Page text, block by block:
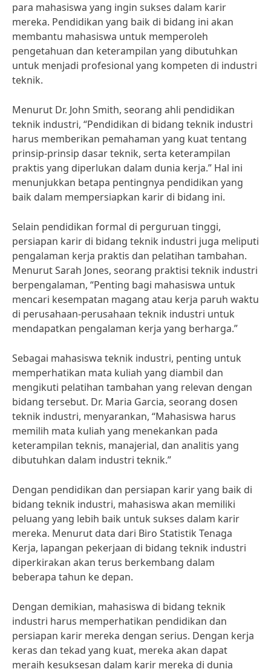
para mahasiswa yang ingin sukses dalam karir
mereka. Pendidikan yang baik di bidang ini akan
membantu mahasiswa untuk memperoleh
pengetahuan dan keterampilan yang dibutuhkan
untuk menjadi profesional yang kompeten di industri
teknik.
Menurut Dr. John Smith, seorang ahli pendidikan
teknik industri, “Pendidikan di bidang teknik industri
harus memberikan pemahaman yang kuat tentang
prinsip-prinsip dasar teknik, serta keterampilan
praktis yang diperlukan dalam dunia kerja.” Hal ini
menunjukkan betapa pentingnya pendidikan yang
baik dalam mempersiapkan karir di bidang ini.
Selain pendidikan formal di perguruan tinggi,
persiapan karir di bidang teknik industri juga meliputi
pengalaman kerja praktis dan pelatihan tambahan.
Menurut Sarah Jones, seorang praktisi teknik industri
berpengalaman, “Penting bagi mahasiswa untuk
mencari kesempatan magang atau kerja paruh waktu
di perusahaan-perusahaan teknik industri untuk
mendapatkan pengalaman kerja yang berharga.”
Sebagai mahasiswa teknik industri, penting untuk
memperhatikan mata kuliah yang diambil dan
mengikuti pelatihan tambahan yang relevan dengan
bidang tersebut. Dr. Maria Garcia, seorang dosen
teknik industri, menyarankan, “Mahasiswa harus
memilih mata kuliah yang menekankan pada
keterampilan teknis, manajerial, dan analitis yang
dibutuhkan dalam industri teknik.”
Dengan pendidikan dan persiapan karir yang baik di
bidang teknik industri, mahasiswa akan memiliki
peluang yang lebih baik untuk sukses dalam karir
mereka. Menurut data dari Biro Statistik Tenaga
Kerja, lapangan pekerjaan di bidang teknik industri
diperkirakan akan terus berkembang dalam
beberapa tahun ke depan.
Dengan demikian, mahasiswa di bidang teknik
industri harus memperhatikan pendidikan dan
persiapan karir mereka dengan serius. Dengan kerja
keras dan tekad yang kuat, mereka akan dapat
meraih kesuksesan dalam karir mereka di dunia